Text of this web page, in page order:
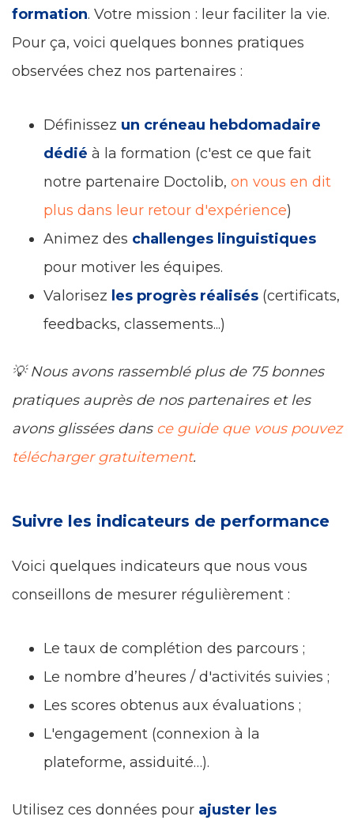
formation. Votre mission : leur faciliter la vie.
Pour ça, voici quelques bonnes pratiques
observées chez nos partenaires :
Définissez un créneau hebdomadaire
dédié à la formation (c'est ce que fait
notre partenaire Doctolib, on vous en dit
plus dans leur retour d'expérience)
Animez des challenges linguistiques
pour motiver les équipes.
Valorisez les progrès réalisés (certificats,
feedbacks, classements...)
💡 Nous avons rassemblé plus de 75 bonnes
pratiques auprès de nos partenaires et les
avons glissées dans ce guide que vous pouvez
télécharger gratuitement.
Suivre les indicateurs de performance
Voici quelques indicateurs que nous vous
conseillons de mesurer régulièrement :
Le taux de complétion des parcours ;
Le nombre d’heures / d'activités suivies ;
Les scores obtenus aux évaluations ;
L'engagement (connexion à la
plateforme, assiduité…).
Utilisez ces données pour ajuster les